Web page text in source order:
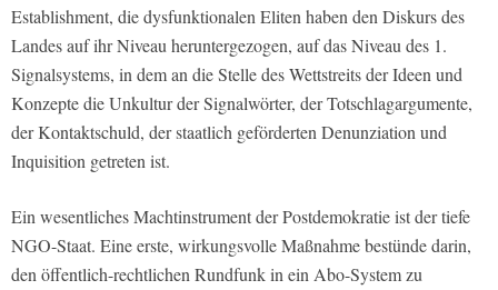
Establishment, die dysfunktionalen Eliten haben den Diskurs des
Landes auf ihr Niveau heruntergezogen, auf das Niveau des 1.
Signalsystems, in dem an die Stelle des Wettstreits der Ideen und
Konzepte die Unkultur der Signalwörter, der Totschlagargumente,
der Kontaktschuld, der staatlich geförderten Denunziation und
Inquisition getreten ist.
Ein wesentliches Machtinstrument der Postdemokratie ist der tiefe
NGO-Staat. Eine erste, wirkungsvolle Maßnahme bestünde darin,
den öffentlich-rechtlichen Rundfunk in ein Abo-System zu